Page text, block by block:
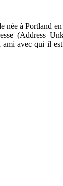
née à Portland
(Address
avec qui il